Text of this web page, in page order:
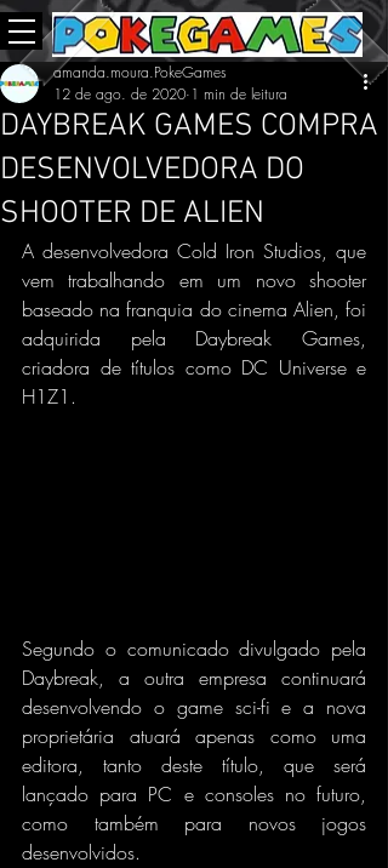
DAYBREAK GAMES COMPRA
DESENVOLVEDORA DO
SHOOTER DE ALIEN
amanda.moura.PokeGames
12 de ago. de 2020 1 min de leitura
A desenvolvedora Cold Iron Studios, que
vem trabalhando em um novo shooter
baseado na franquia do cinema Alien, foi
adquirida pela Daybreak Games,
criadora de títulos como DC Universe e
H1Z1.
Segundo o comunicado divulgado pela
Daybreak, a outra empresa continuará
desenvolvendo o game sci-fi e a nova
proprietária atuará apenas como uma
editora, tanto deste título, que será
lançado para PC e consoles no futuro,
como também para novos jogos
desenvolvidos.